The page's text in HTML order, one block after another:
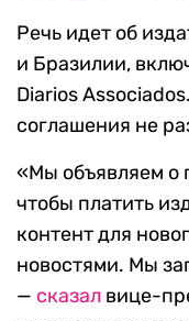
Речь идет об
и Бразилии,
Diarios
соглашения не
«Мы объявляем о
чтобы платить
контент для
новостями. Мы
— сказал вице-